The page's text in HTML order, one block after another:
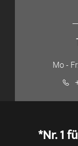
Mo -
*Nr. 1